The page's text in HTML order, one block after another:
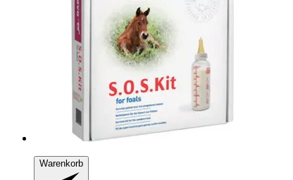
Warenkorb